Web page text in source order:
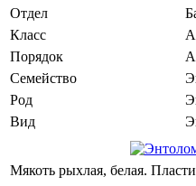
Отдел
Класс
Порядок
Семейство
Род
Вид
Мякоть рыхлая, белая.